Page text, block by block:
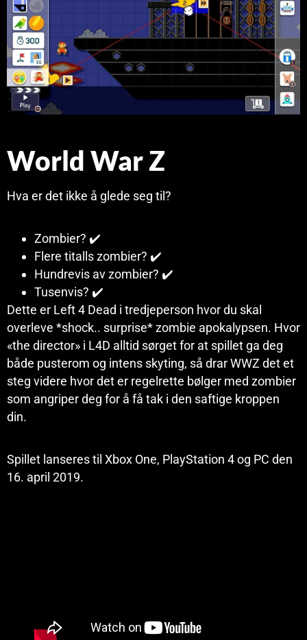
World War Z
Hva er det ikke å glede seg til?
Zombier? ✔️
Flere titalls zombier? ✔️
Hundrevis av zombier? ✔️
Tusenvis? ✔️
Dette er Left 4 Dead i tredjeperson hvor du skal
overleve *shock.. surprise* zombie apokalypsen. Hvor
«the director» i L4D alltid sørget for at spillet ga deg
både pusterom og intens skyting, så drar WWZ det et
steg videre hvor det er regelrette bølger med zombier
som angriper deg for å få tak i den saftige kroppen
din.
Spillet lanseres til Xbox One, PlayStation 4 og PC den
16. april 2019.